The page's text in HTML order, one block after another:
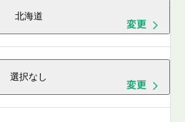
北海道
変更
選択なし
変更